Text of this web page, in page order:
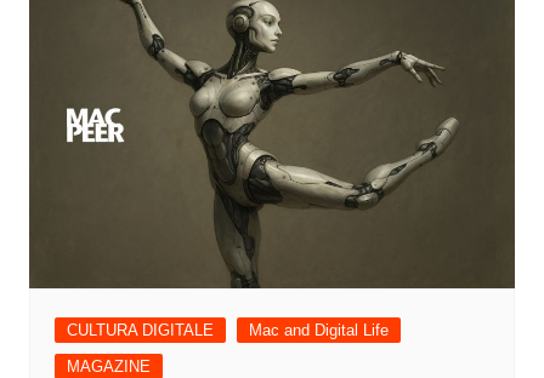
CULTURA DIGITALE
Mac and Digital Life
MAGAZINE